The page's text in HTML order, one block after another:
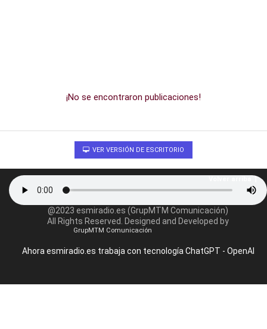
¡No se encontraron publicaciones!
VER VERSIÓN DE ESCRITORIO
@2023 esmiradio.es (GrupMTM Comunicación)
All Rights Reserved. Designed and Developed by
GrupMTM Comunicación
Ahora esmiradio.es trabaja con tecnología ChatGPT - OpenAI